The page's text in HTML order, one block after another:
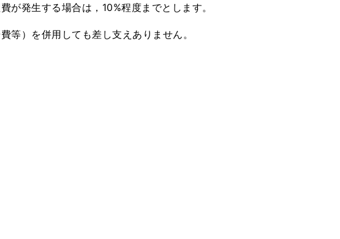
が発生する場合は，10%程度までとします。
等）を併用しても差し支えありません。